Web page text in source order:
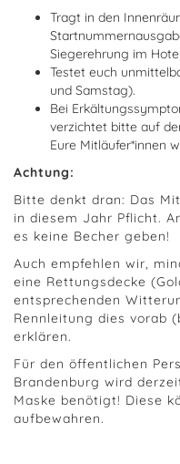
Tragt in den
Siegerehrung im
Testet euch
und Samstag).
Bei
verzichtet bitte auf
Eure Mitläufer*innen
Achtung:
Bitte denkt dran: Das
in diesem Jahr Pflicht.
es keine Becher geben!
Auch empfehlen wir,
eine Rettungsdecke
entsprechenden
Rennleitung dies vorab
erklären.
Für den öffentlichen
Brandenburg wird
Maske benötigt! Diese
aufbewahren.